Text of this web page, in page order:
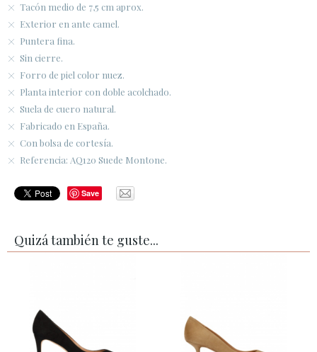
Tacón medio de 7,5 cm aprox.
Exterior en ante camel.
Puntera fina.
Sin cierre.
Forro de piel color nuez.
Planta interior con doble acolchado.
Suela de cuero natural.
Fabricado en España.
Con bolsa de cortesía.
Referencia: AQ120 Suede Montone.
Save
Quizá también te guste...